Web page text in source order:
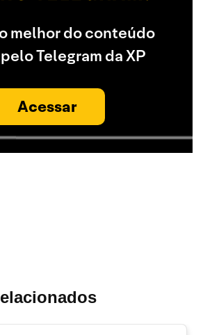
melhor do conteúdo
Telegram da XP
Acessar